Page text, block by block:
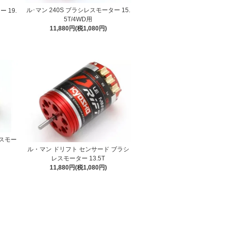
19.
ル･マン 240S ブラシレスモーター 15.
5T/4WD用
11,880円(税1,080円)
モー
ル・マン ドリフト センサード ブラシ
レスモーター 13.5T
11,880円(税1,080円)